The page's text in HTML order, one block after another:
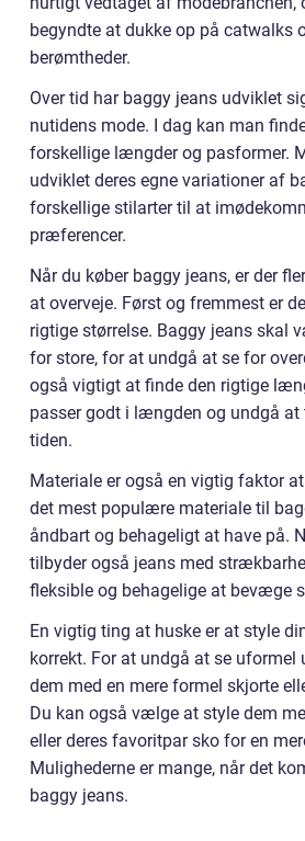
begyndte at dukke op på catwalks
berømtheder.
Over tid har baggy jeans udviklet
nutidens mode. I dag kan man
forskellige længder og pasformer.
udviklet deres egne variationer af
forskellige stilarter til at
præferencer.
Når du køber baggy jeans, er der
at overveje. Først og fremmest er
rigtige størrelse. Baggy jeans skal
for store, for at undgå at se for
også vigtigt at finde den rigtige
passer godt i længden og undgå
tiden.
Materiale er også en vigtig faktor
det mest populære materiale til
åndbart og behageligt at have på.
tilbyder også jeans med
fleksible og behagelige at bevæge
En vigtig ting at huske er at style
korrekt. For at undgå at se uformel
dem med en mere formel skjorte
Du kan også vælge at style dem
eller deres favoritpar sko for en
Mulighederne er mange, når det
baggy jeans.